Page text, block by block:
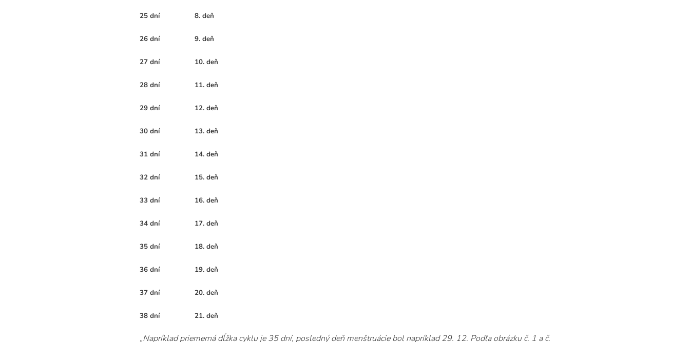
25 dní 8. deň
26 dní 9. deň
27 dní 10. deň
28 dní 11. deň
29 dní 12. deň
30 dní 13. deň
31 dní 14. deň
32 dní 15. deň
33 dní 16. deň
34 dní 17. deň
35 dní 18. deň
36 dní 19. deň
37 dní 20. deň
38 dní 21. deň
„Napríklad priemerná dĺžka cyklu je 35 dní, posledný deň menštruácie bol napríklad 29. 12. Podľa obrázku č. 1 a č.